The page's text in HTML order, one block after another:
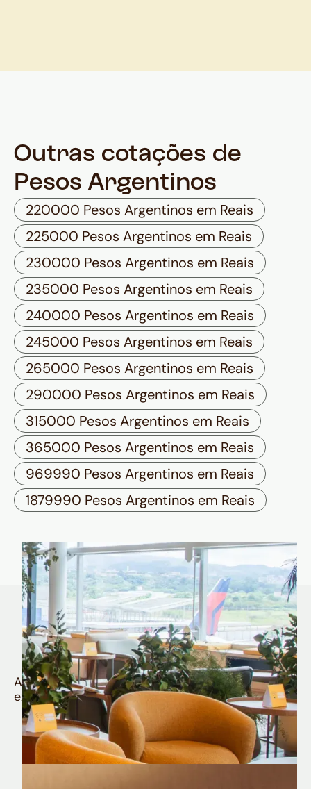
Outras cotações de
Pesos Argentinos
220000 Pesos Argentinos em Reais
225000 Pesos Argentinos em Reais
230000 Pesos Argentinos em Reais
235000 Pesos Argentinos em Reais
240000 Pesos Argentinos em Reais
245000 Pesos Argentinos em Reais
265000 Pesos Argentinos em Reais
290000 Pesos Argentinos em Reais
315000 Pesos Argentinos em Reais
365000 Pesos Argentinos em Reais
969990 Pesos Argentinos em Reais
1879990 Pesos Argentinos em Reais
Quem é Nomad tem
muito mais
Aproveite todos os benefícios e vantagens
exclusivas da sua Conta Internacional